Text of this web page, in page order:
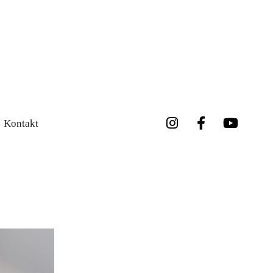
Kontakt